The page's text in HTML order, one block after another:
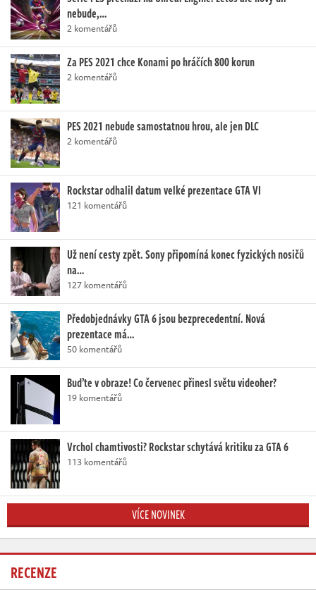
nebude,…
2 komentářů
Za PES 2021 chce Konami po hráčích 800 korun
2 komentářů
PES 2021 nebude samostatnou hrou, ale jen DLC
2 komentářů
Rockstar odhalil datum velké prezentace GTA VI
121 komentářů
Už není cesty zpět. Sony připomíná konec fyzických nosičů
na…
127 komentářů
Předobjednávky GTA 6 jsou bezprecedentní. Nová
prezentace má…
50 komentářů
Buďte v obraze! Co červenec přinesl světu videoher?
19 komentářů
Vrchol chamtivosti? Rockstar schytává kritiku za GTA 6
113 komentářů
VÍCE NOVINEK
RECENZE